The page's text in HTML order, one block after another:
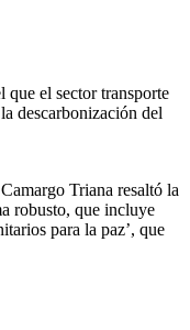
el sector transporte
descarbonización del
Triana resaltó la
robusto, que incluye
para la paz’, que